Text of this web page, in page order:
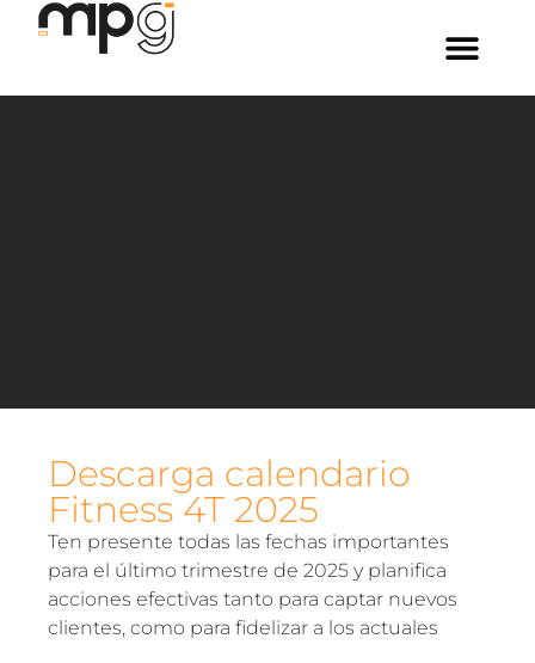
Descarga calendario
Fitness 4T 2025
Ten presente todas las fechas importantes
para el último trimestre de 2025 y planifica
acciones efectivas tanto para captar nuevos
clientes, como para fidelizar a los actuales